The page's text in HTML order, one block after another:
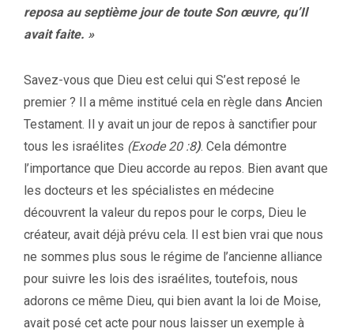
reposa au septième jour de toute Son œuvre, qu’Il
avait faite. »
Savez-vous que Dieu est celui qui S’est reposé le
premier ? Il a même institué cela en règle dans Ancien
Testament. Il y avait un jour de repos à sanctifier pour
tous les israélites (Exode 20 :8). Cela démontre
l’importance que Dieu accorde au repos. Bien avant que
les docteurs et les spécialistes en médecine
découvrent la valeur du repos pour le corps, Dieu le
créateur, avait déjà prévu cela. Il est bien vrai que nous
ne sommes plus sous le régime de l’ancienne alliance
pour suivre les lois des israélites, toutefois, nous
adorons ce même Dieu, qui bien avant la loi de Moise,
avait posé cet acte pour nous laisser un exemple à